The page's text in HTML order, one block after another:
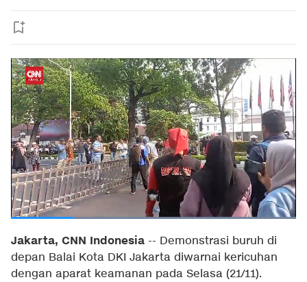
Jakarta, CNN Indonesia -- Demonstrasi buruh di
depan Balai Kota DKI Jakarta diwarnai kericuhan
dengan aparat keamanan pada Selasa (21/11).